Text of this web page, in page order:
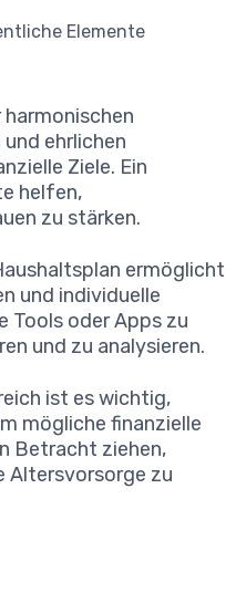
Elemente
harmonischen
ehrlichen
Ziele. Ein
helfen,
zu stärken.
ermöglicht
und individuelle
Tools oder Apps zu
und zu analysieren.
ist es wichtig,
mögliche finanzielle
Betracht ziehen,
Altersvorsorge zu